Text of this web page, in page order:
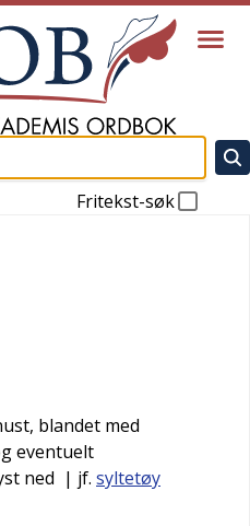
Fritekst-søk
blandet med
eventuelt
ned | jf. syltetøy